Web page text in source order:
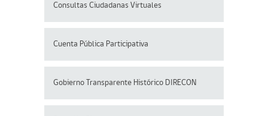
Consultas Ciudadanas Virtuales
Cuenta Pública Participativa
Gobierno Transparente Histórico DIRECON